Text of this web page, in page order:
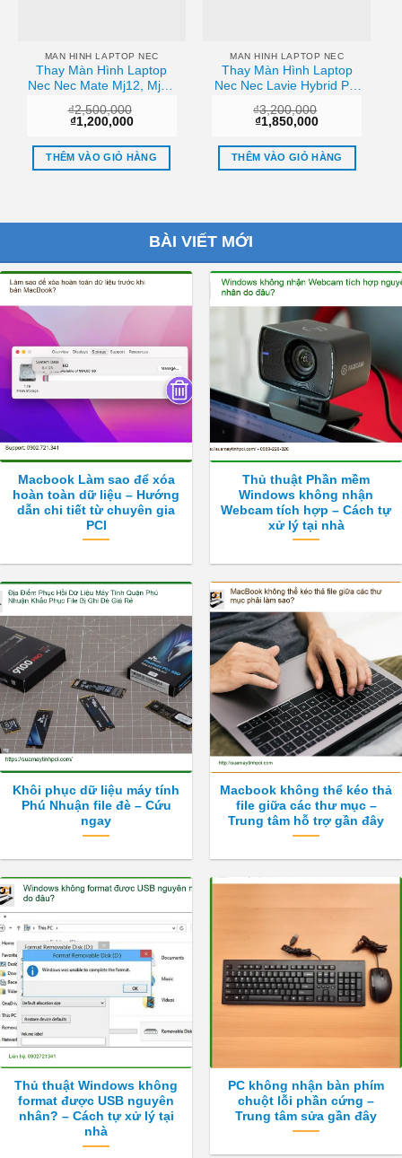
MAN HINH LAPTOP NEC
Thay Màn Hình Laptop
Nec Nec Mate Mj12, Mj16
Chỗ
₫2,500,000
Giá
gốc
là:
₫2,500,000.
₫1,200,000Giá
tại
là:
₫1,200,000.
THÊM VÀO GIỎ HÀNG
MAN HINH LAPTOP NEC
Thay Màn Hình Laptop
Nec Nec Lavie Hybrid Pc-
hz750 Zin Chính Hãng
Lấy Liền
₫3,200,000
Giá
gốc
là:
₫3,200,000.
₫1,850,000Giá
tại
là:
₫1,850,000.
THÊM VÀO GIỎ HÀNG
BÀI VIẾT MỚI
Macbook Làm sao để xóa
hoàn toàn dữ liệu – Hướng
dẫn chi tiết từ chuyên gia
PCI
Thủ thuật Phần mềm
Windows không nhận
Webcam tích hợp – Cách tự
xử lý tại nhà
Khôi phục dữ liệu máy tính
Phú Nhuận file đè – Cứu
ngay
Macbook không thể kéo thả
file giữa các thư mục –
Trung tâm hỗ trợ gần đây
Thủ thuật Windows không
format được USB nguyên
nhân? – Cách tự xử lý tại
nhà
PC không nhận bàn phím
chuột lỗi phần cứng –
Trung tâm sửa gần đây